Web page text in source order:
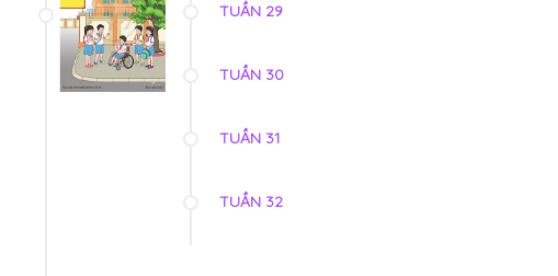
TUẦN 29
TUẦN 30
TUẦN 31
TUẦN 32